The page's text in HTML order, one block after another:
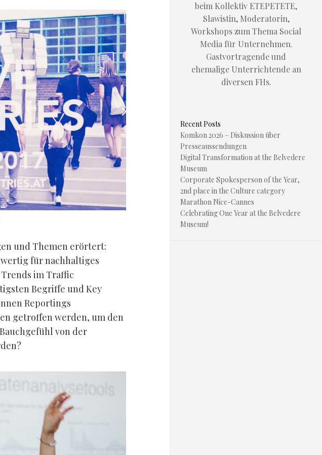
und Themen erörtert:
für nachhaltiges
im Traffic
Begriffe und Key
Reportings
getroffen werden, um den
von der
beim Kollektiv ETEPETETE,
Slawistin, Moderatorin,
Workshops zum Thema Social
Media für Unternehmen.
Gastvortragende und
ehemalige Unterrichtende an
diversen FHs.
Recent Posts
Komkon 2026 – Diskussion über
Presseaussendungen
Digital Transformation at the Belvedere
Museum
Corporate Spokesperson of the Year,
2nd place in the Culture category
Marathon Nice-Cannes
Celebrating One Year at the Belvedere
Museum!